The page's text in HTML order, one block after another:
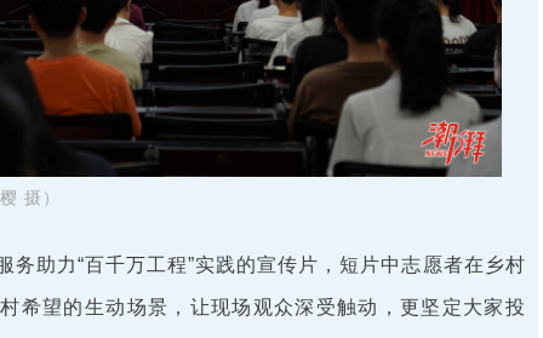
摄）
务助力“百千万工程”实践的宣传片，短片中志愿者在乡村
希望的生动场景，让现场观众深受触动，更坚定大家投